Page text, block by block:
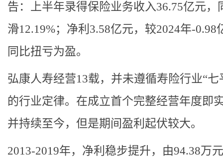
告：上半年录得保险业务收入36.75亿元，
滑12.19%；净利3.58亿元，较2024年-0.98
同比扭亏为盈。
弘康人寿经营13载，并未遵循寿险行业“七
的行业定律。在成立首个完整经营年度即
并持续至今，但是期间盈利起伏较大。
2013-2019年，净利稳步提升，由94.38万